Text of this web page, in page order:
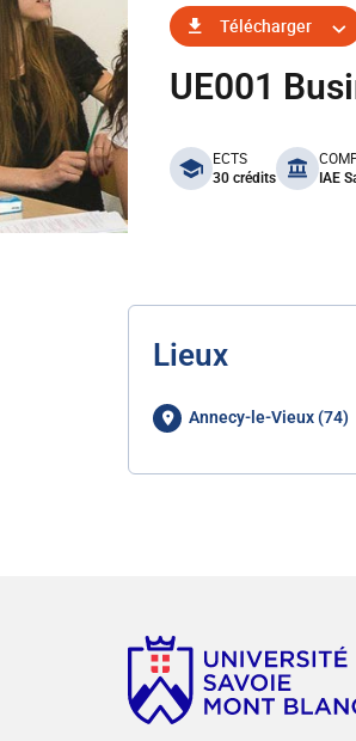
Télécharger
UE001
benefits
ECTS
30 crédits IAE
Lieux
Annecy-le-Vieux (74)